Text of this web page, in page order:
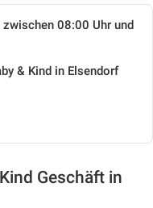
08:00 Uhr und
& Kind in Elsendorf
Geschäft in